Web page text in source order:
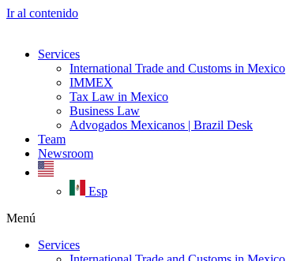
Ir al contenido
Services
International Trade and Customs in Mexico
IMMEX
Tax Law in Mexico
Business Law
Advogados Mexicanos | Brazil Desk
Team
Newsroom
Esp
Menú
Services